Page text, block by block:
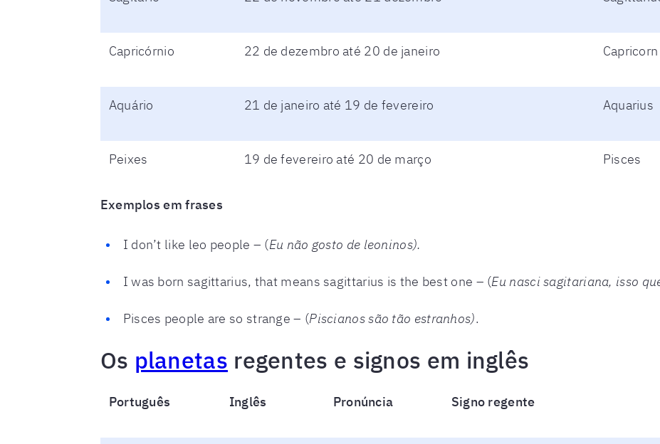
Capricórnio 22 de dezembro até 20 de janeiro Capricorn
Aquário 21 de janeiro até 19 de fevereiro Aquarius
Peixes 19 de fevereiro até 20 de março Pisces
Exemplos em frases
I don’t like leo people – (Eu não gosto de leoninos).
I was born sagittarius, that means sagittarius is the best one – (Eu nasci sagitariana, isso
Pisces people are so strange – (Piscianos são tão estranhos).
Os planetas regentes e signos em inglês
Português Inglês Pronúncia Signo regente